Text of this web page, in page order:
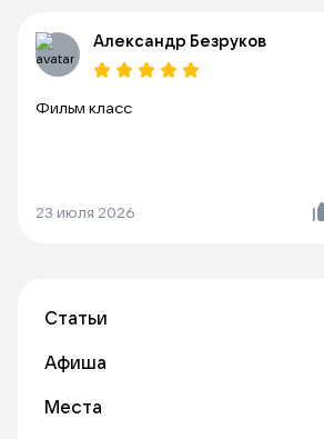
Александр Безруков
Фильм класс
23 июля 2026
Статьи
Афиша
Места